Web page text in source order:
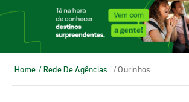
Home / Rede De Agências / Ourinhos